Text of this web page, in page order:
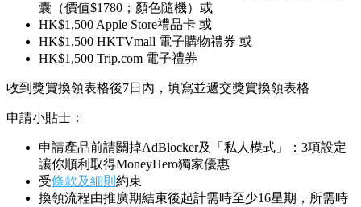
囊（價值$1780；顏色隨機）或
HK$1,500 Apple Store禮品卡 或
HK$1,500 HKTVmall 電子購物禮券 或
HK$1,500 Trip.com 電子禮券
收到獎賞換領表格後7日內，填寫並遞交獎賞換領表格
申請小貼士：
申請產品前請關掉AdBlocker及「私人模式」：3項設定
讓你順利取得MoneyHero獨家優惠
受條款及細則 約束
換領流程由推廣期結束後起計需時至少16星期，所需時